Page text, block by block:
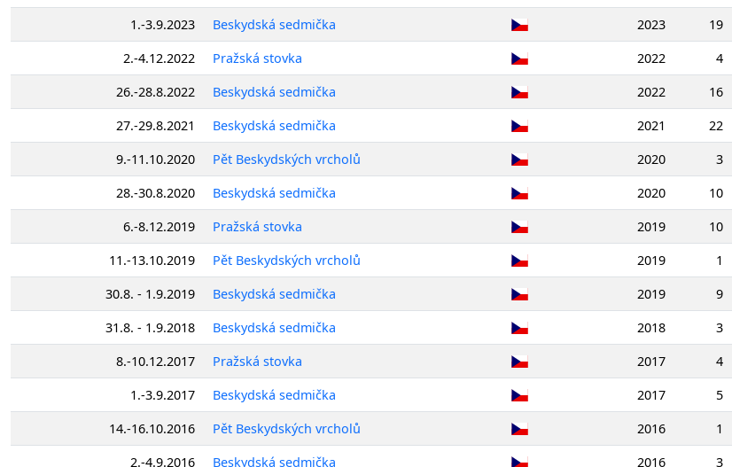
1.-3.9.2023
Beskydská sedmička 2023 19
2.-4.12.2022
Pražská stovka 2022 4
26.-28.8.2022
Beskydská sedmička 2022 16
27.-29.8.2021
Beskydská sedmička 2021 22
9.-11.10.2020
Pět Beskydských vrcholů 2020 3
28.-30.8.2020
Beskydská sedmička 2020 10
6.-8.12.2019
Pražská stovka 2019 10
11.-13.10.2019
Pět Beskydských vrcholů 2019 1
30.8. - 1.9.2019
Beskydská sedmička 2019 9
31.8. - 1.9.2018
Beskydská sedmička 2018 3
8.-10.12.2017
Pražská stovka 2017 4
1.-3.9.2017
Beskydská sedmička 2017 5
14.-16.10.2016
Pět Beskydských vrcholů 2016 1
2.-4.9.2016
Beskydská sedmička 2016 3